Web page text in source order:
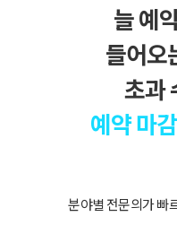
늘 예
들어오
초과
예약 마
분야별 전문의가 빠